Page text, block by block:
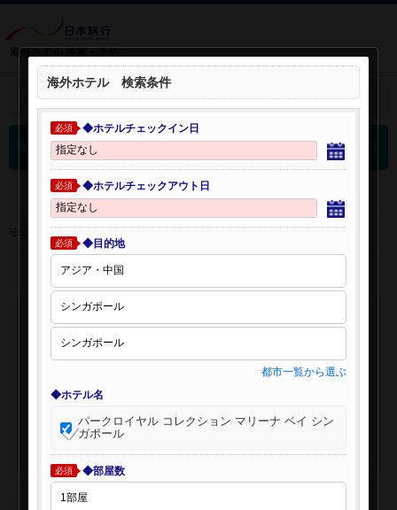
海外ホテル 検索・予約
検索条件を開く：
海外ホテル 検索結果
※表示金額はオンライン予約時の金額です。
海外ホテル 検索条件
必須 ◆ホテルチェックイン日
必須 ◆ホテルチェックアウト日
必須 ◆目的地
都市一覧から選ぶ
◆ホテル名
パークロイヤル コレクション マリーナ ベイ シン
ガポール
必須 ◆部屋数